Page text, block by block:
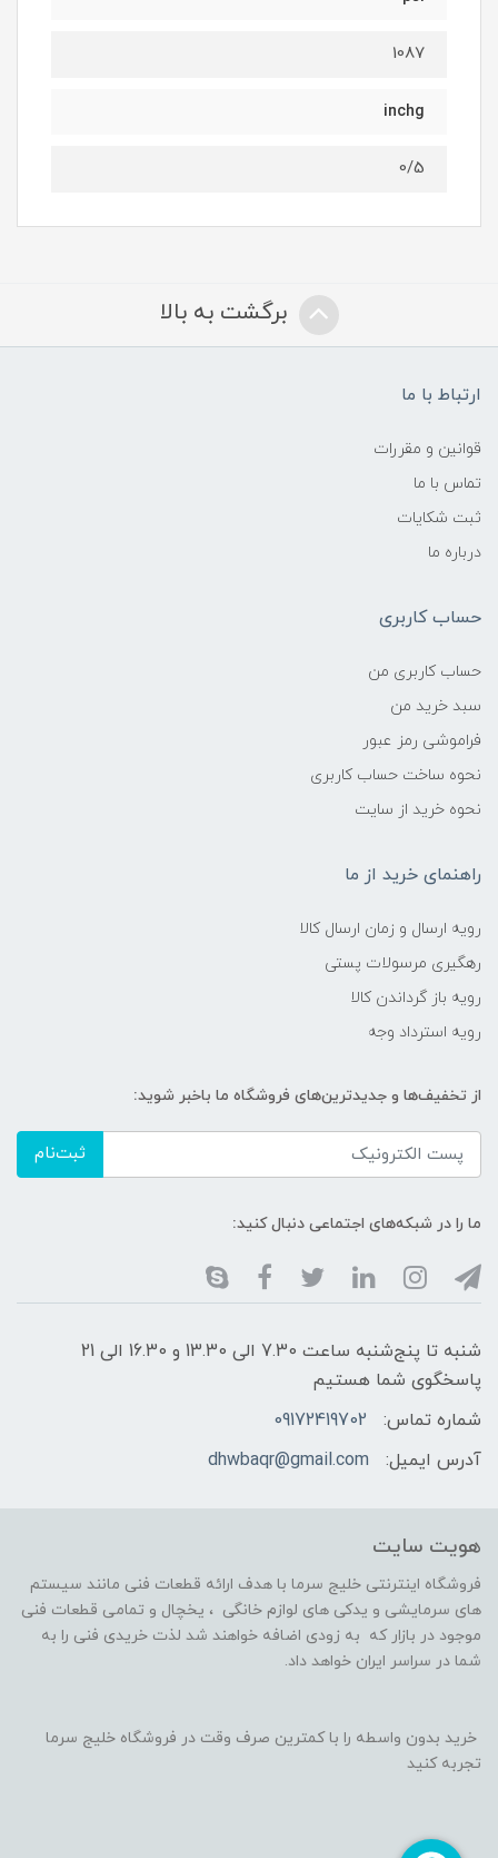
1087
inchg
0/5
برگشت به بالا
ارتباط با ما
قوانین و مقررات
تماس با ما
ثبت شکایات
درباره ما
حساب کاربری
حساب کاربری من
سبد خرید من
فراموشی رمز عبور
نحوه ساخت حساب کاربری
نحوه خرید از سایت
راهنمای خرید از ما
رویه ارسال و زمان ارسال کالا
رهگیری مرسولات پستی
رویه باز گرداندن کالا
رویه استرداد وجه
از تخفیف‌ها و جدیدترین‌های فروشگاه ما باخبر شوید:
ثبت‌نام
ما را در شبکه‌های اجتماعی دنبال کنید:
شنبه تا پنج‌شنبه ساعت 7.30 الی 13.30 و 16.30 الی 21
پاسخگوی شما هستیم
شماره تماس:
09172419702
آدرس ایمیل:
dhwbaqr@gmail.com
هویت سایت
فروشگاه اینترنتی خلیج سرما با هدف ارائه قطعات فنی مانند سیستم
های سرمایشی و یدکی های لوازم خانگی ، یخچال و تمامی قطعات فنی
موجود در بازار که به زودی اضافه خواهند شد لذت خریدی فنی را به
شما در سراسر ایران خواهد داد.
خرید بدون واسطه را با کمترین صرف وقت در فروشگاه خلیج سرما
تجربه کنید